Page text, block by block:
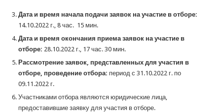
Дата и время начала подачи заявок на участие в отборе:
14.10.2022 г., 8 час. 15 мин.
Дата и время окончания приема заявок на участие в
отборе: 28.10.2022 г., 17 час. 30 мин.
Рассмотрение заявок, представленных для участия в
отборе, проведение отбора: период с 31.10.2022 г. по
09.11.2022 г.
Участниками отбора являются юридические лица,
предоставившие заявку для участия в отборе.